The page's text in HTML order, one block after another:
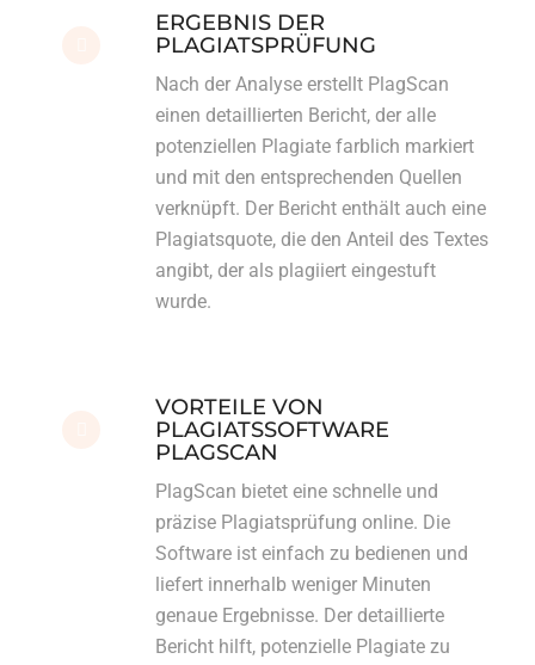
ERGEBNIS DER
PLAGIATSPRÜFUNG
Nach der Analyse erstellt PlagScan
einen detaillierten Bericht, der alle
potenziellen Plagiate farblich markiert
und mit den entsprechenden Quellen
verknüpft. Der Bericht enthält auch eine
Plagiatsquote, die den Anteil des Textes
angibt, der als plagiiert eingestuft
wurde.
VORTEILE VON
PLAGIATSSOFTWARE
PLAGSCAN
PlagScan bietet eine schnelle und
präzise Plagiatsprüfung online. Die
Software ist einfach zu bedienen und
liefert innerhalb weniger Minuten
genaue Ergebnisse. Der detaillierte
Bericht hilft, potenzielle Plagiate zu